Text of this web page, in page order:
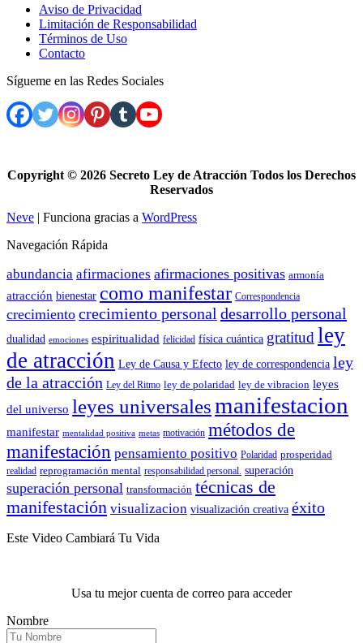
Aviso de Privacidad
Limitación de Responsabilidad
Términos de Uso
Contacto
Sígueme en las Redes Sociales
Copyright © 2026 Secreto Ley de Atracción Todos los Derechos
Reservados
Neve | Funciona gracias a WordPress
Navegación Rápida
abundancia afirmaciones afirmaciones positivas armonía
atracción bienestar como manifestar Correspondencia
crecimiento crecimiento personal desarrollo personal
dualidad emociones espiritualidad felicidad física cuántica gratitud ley
de atracción Ley de Causa y Efecto ley de correspondencia ley
de la atracción Ley del Ritmo ley de polaridad ley de vibracion leyes
del universo leyes universalesmanifestacion
manifestar mentalidad positiva metas motivación métodos de
manifestación pensamiento positivo Polaridad prosperidad
realidad reprogramación mental responsabilidad personal. superación
superación personal transformación técnicas de
manifestación visualizacion visualización creativa éxito
Este Video Cambiará Tu Vida
Usa tu mejor cuenta de correo para acceder
Nombre